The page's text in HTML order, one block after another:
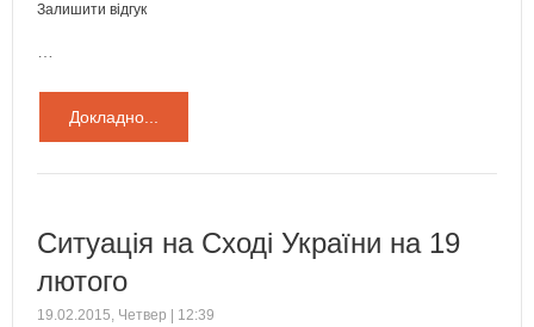
Залишити відгук
Докладно...
Ситуація на Сході України на 19
лютого
19.02.2015, Четвер | 12:39